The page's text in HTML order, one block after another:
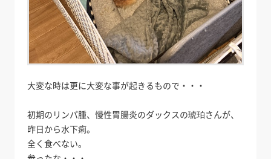
大変な時は更に大変な事が起きるもので・・・
初期のリンパ腫、慢性胃腸炎のダックスの琥珀さんが、
昨日から水下痢。
全く食べない。